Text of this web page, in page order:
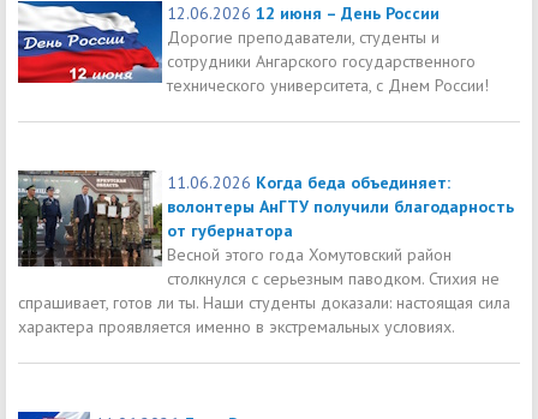
12.06.2026 12 июня – День России
Дорогие преподаватели, студенты и
сотрудники Ангарского государственного
технического университета, с Днем России!
11.06.2026 Когда беда объединяет:
волонтеры АнГТУ получили благодарность
от губернатора
Весной этого года Хомутовский район
столкнулся с серьезным паводком. Стихия не
спрашивает, готов ли ты. Наши студенты доказали: настоящая сила
характера проявляется именно в экстремальных условиях.